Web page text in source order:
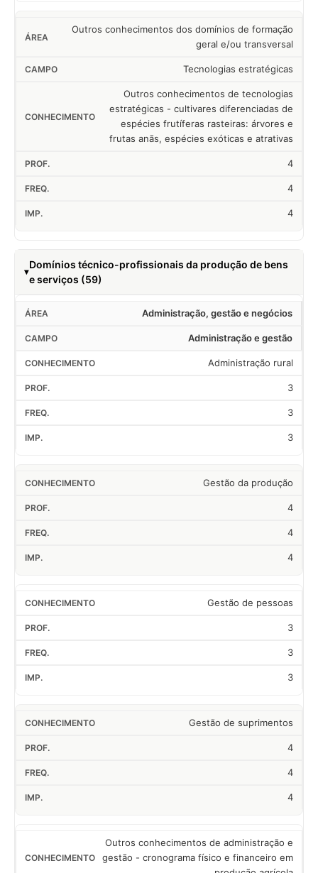
Outros conhecimentos dos domínios de formação
geral e/ou transversal
Tecnologias estratégicas
Outros conhecimentos de tecnologias
estratégicas - cultivares diferenciadas de
espécies frutíferas rasteiras: árvores e
frutas anãs, espécies exóticas e atrativas
4
4
4
Domínios técnico-profissionais da produção de bens
e serviços (59)
Administração, gestão e negócios
Administração e gestão
Administração rural
3
3
3
Gestão da produção
4
4
4
Gestão de pessoas
3
3
3
Gestão de suprimentos
4
4
4
Outros conhecimentos de administração e
gestão - cronograma físico e financeiro em